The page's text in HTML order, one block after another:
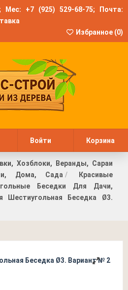
; Мес: +7 (925) 529-68-75; Почта:
Избранное (0)
Войти Корзина
Хозблоки, Веранды, Сараи
Дома, Сада
Красивые
Беседки Для Дачи,
Шестиугольная Беседка Ø3.